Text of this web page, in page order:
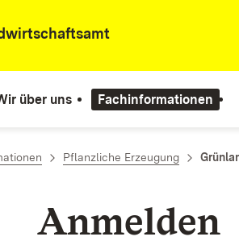
über uns Fachinformationen
Pflanzliche Erzeugung
Anmelden